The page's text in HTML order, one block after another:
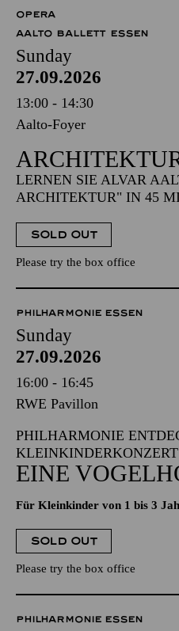
OPERA
AALTO BALLETT ESSEN
Sunday
27.09.2026
13:00 - 14:30
Aalto-Foyer
LERNEN SIE ALVAR
ARCHITEKTUR" IN 45
SOLD OUT
Please try the box office
PHILHARMONIE ESSEN
Sunday
27.09.2026
16:00 - 16:45
RWE Pavillon
PHILHARMONIE
KLEINKINDERKONZERT
EINE
Für Kleinkinder von 1 bis 3
SOLD OUT
Please try the box office
PHILHARMONIE ESSEN